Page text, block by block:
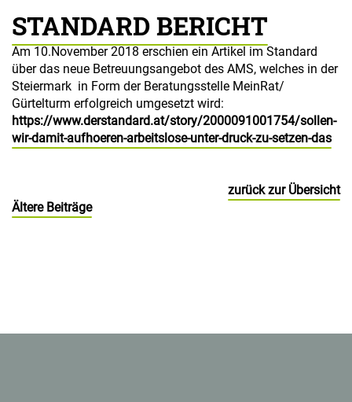
STANDARD BERICHT
Am 10.November 2018 erschien ein Artikel im Standard
über das neue Betreuungsangebot des AMS, welches in der
Steiermark in Form der Beratungsstelle MeinRat/
Gürtelturm erfolgreich umgesetzt wird:
https://www.derstandard.at/story/2000091001754/sollen-
wir-damit-aufhoeren-arbeitslose-unter-druck-zu-setzen-das
zurück zur Übersicht
BEITRAGSNAVIGATION
Ältere Beiträge